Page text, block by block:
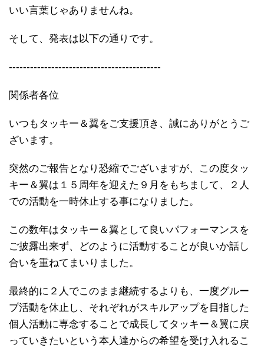
いい言葉じゃありませんね。
そして、発表は以下の通りです。
-------------------------------------------
関係者各位
いつもタッキー＆翼をご支援頂き、誠にありがとうご
ざいます。
突然のご報告となり恐縮でございますが、この度タッ
キー＆翼は１５周年を迎えた９月をもちまして、２人
での活動を一時休止する事になりました。
この数年はタッキー＆翼として良いパフォーマンスを
ご披露出来ず、どのように活動することが良いか話し
合いを重ねてまいりました。
最終的に２人でこのまま継続するよりも、一度グルー
プ活動を休止し、それぞれがスキルアップを目指した
個人活動に専念することで成長してタッキー＆翼に戻
っていきたいという本人達からの希望を受け入れるこ